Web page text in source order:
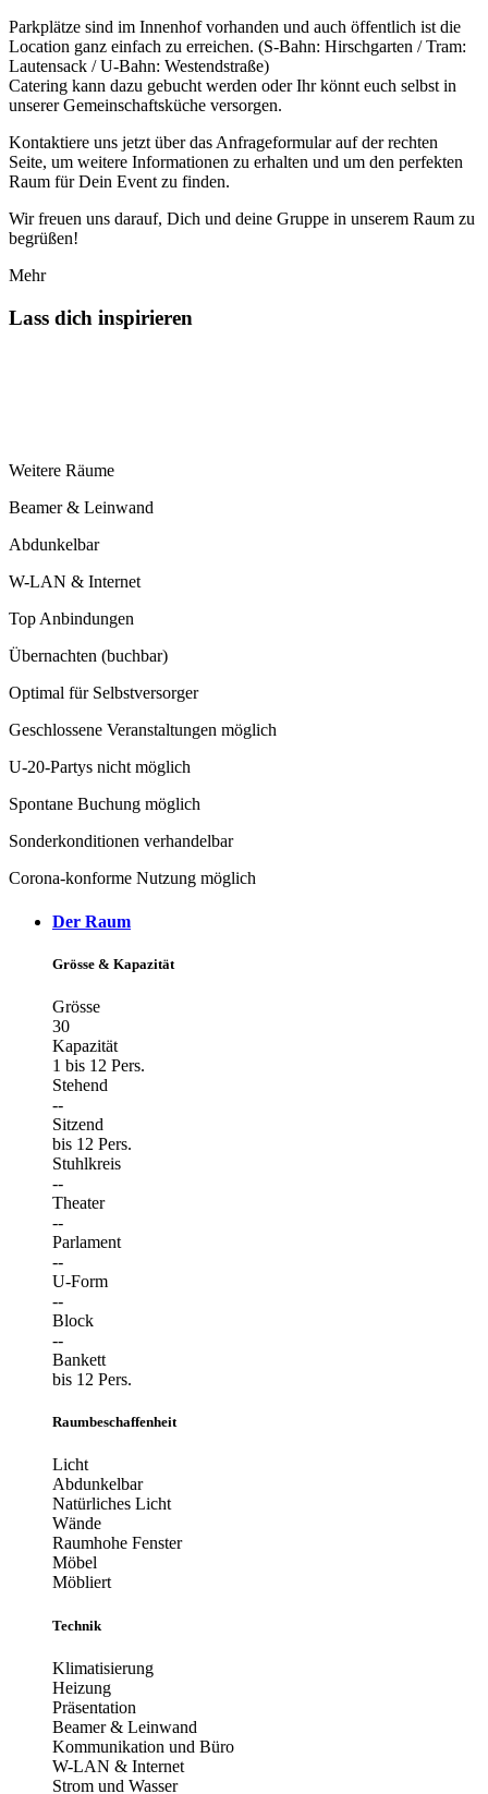
Parkplätze sind im Innenhof vorhanden und auch öffentlich ist die
Location ganz einfach zu erreichen. (S-Bahn: Hirschgarten / Tram:
Lautensack / U-Bahn: Westendstraße)
Catering kann dazu gebucht werden oder Ihr könnt euch selbst in
unserer Gemeinschaftsküche versorgen.
Kontaktiere uns jetzt über das Anfrageformular auf der rechten
Seite, um weitere Informationen zu erhalten und um den perfekten
Raum für Dein Event zu finden.
Wir freuen uns darauf, Dich und deine Gruppe in unserem Raum zu
begrüßen!
Mehr
Lass dich inspirieren
Weitere Räume
Beamer & Leinwand
Abdunkelbar
W-LAN & Internet
Top Anbindungen
Übernachten (buchbar)
Optimal für Selbstversorger
Geschlossene Veranstaltungen möglich
U-20-Partys nicht möglich
Spontane Buchung möglich
Sonderkonditionen verhandelbar
Corona-konforme Nutzung möglich
Der Raum
Grösse & Kapazität
Grösse
30
Kapazität
1 bis 12 Pers.
Stehend
--
Sitzend
bis 12 Pers.
Stuhlkreis
--
Theater
--
Parlament
--
U-Form
--
Block
--
Bankett
bis 12 Pers.
Raumbeschaffenheit
Licht
Abdunkelbar
Natürliches Licht
Wände
Raumhohe Fenster
Möbel
Möbliert
Technik
Klimatisierung
Heizung
Präsentation
Beamer & Leinwand
Kommunikation und Büro
W-LAN & Internet
Strom und Wasser